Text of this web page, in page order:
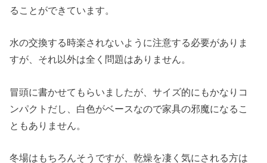
ることができています。
水の交換する時楽されないように注意する必要がありま
すが、それ以外は全く問題はありません。
冒頭に書かせてもらいましたが、サイズ的にもかなりコ
ンパクトだし、白色がベースなので家具の邪魔になるこ
ともありません。
冬場はもちろんそうですが、乾燥を凄く気にされる方は